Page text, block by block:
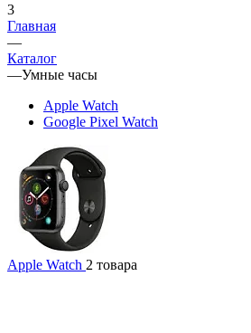
3
Главная
—
Каталог
—Умные часы
Apple Watch
Google Pixel Watch
Apple Watch 2 товара